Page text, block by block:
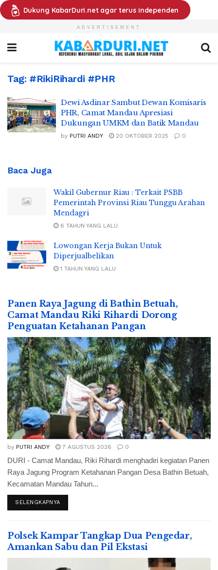
Dukung KabarDuri.net agar terus independen
ADVERTISEMENT
Tag: #RikiRihardi #PHR
Dewi Asdinar Sambut Dewan Komisaris
PHR, Camat Mandau Apresiasi
Dukungan UMKM dan Batik Mandau
by PUTRI ANDY 20 OKTOBER 2025 0
Baca Juga
Wakil Gubernur Riau : Terkait PSBB
Pemerintah Provinsi Riau Tunggu Arahan
Mendagri
6 TAHUN YANG LALU
Lowongan Kerja Bukan Untuk
Diperjualbelikan
1 TAHUN YANG LALU
Panen Raya Jagung di Bathin Betuah,
Camat Mandau Riki Rihardi Dorong
Penguatan Ketahanan Pangan
by PUTRI ANDY 7 AGUSTUS 2026 0
DURI - Camat Mandau, Riki Rihardi menghadiri kegiatan Panen
Raya Jagung Program Ketahanan Pangan Desa Bathin Betuah,
Kecamatan Mandau Tahun...
SELENGKAPNYA
Polsek Kampar Tangkap Dua Pengedar,
Amankan Sabu dan Pil Ekstasi